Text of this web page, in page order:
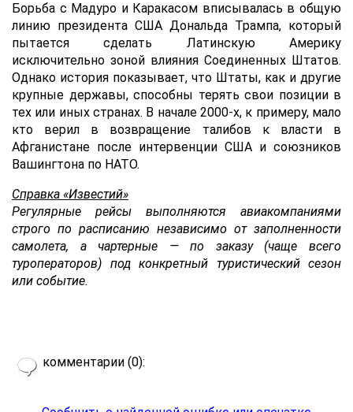
Борьба с Мадуро и Каракасом вписывалась в общую
линию президента США Дональда Трампа, который
пытается сделать Латинскую Америку
исключительно зоной влияния Соединенных Штатов.
Однако история показывает, что Штаты, как и другие
крупные державы, способны терять свои позиции в
тех или иных странах. В начале 2000-х, к примеру, мало
кто верил в возвращение талибов к власти в
Афганистане после интервенции США и союзников
Вашингтона по НАТО.
Справка «Известий»
Регулярные рейсы выполняются авиакомпаниями
строго по расписанию независимо от заполненности
самолета, а чартерные — по заказу (чаще всего
туроператоров) под конкретный туристический сезон
или событие.
комментарии (0):